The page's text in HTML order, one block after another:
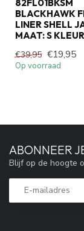
82FL01BKSM
BLACKHAWK
LINER SHELL
MAAT: S
€39,95 €19,95
Op voorraad
ABONNEER
Blijf op de hoogte